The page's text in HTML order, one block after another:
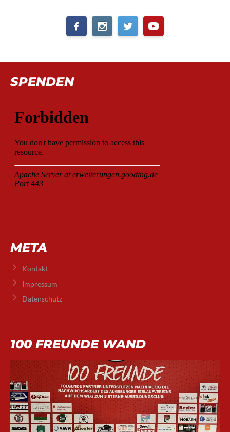
SPENDEN
META
Kontakt
Impressum
Datenschutz
100 FREUNDE WAND